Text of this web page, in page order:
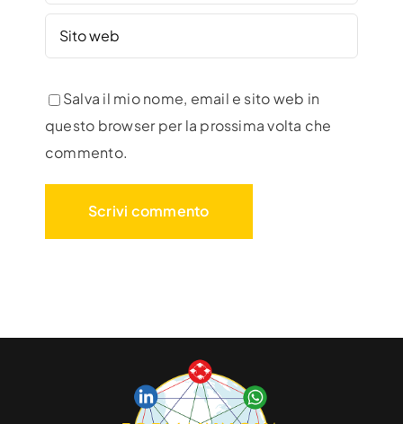
Salva il mio nome, email e sito web in
questo browser per la prossima volta che
commento.